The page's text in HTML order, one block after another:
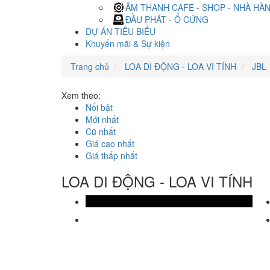
ÂM THANH CAFE - SHOP - NHÀ
ĐẦU PHÁT - Ổ CỨNG
DỰ ÁN TIÊU BIỂU
Khuyến mãi & Sự kiện
Trang chủ
LOA DI ĐỘNG - LOA VI TÍNH JBL
Xem theo:
Nổi bật
Mới nhất
Cũ nhất
Giá cao nhất
Giá thấp nhất
LOA DI ĐỘNG - LOA VI TÍNH